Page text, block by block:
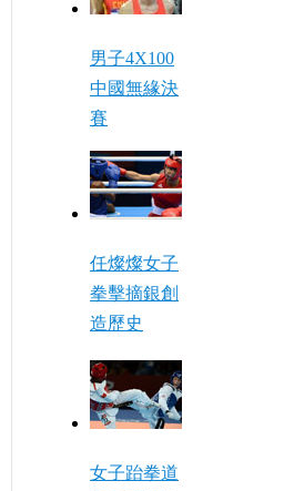
男子4X100
中國無緣決
賽
任燦燦女子
拳擊摘銀創
造歷史
女子跆拳道